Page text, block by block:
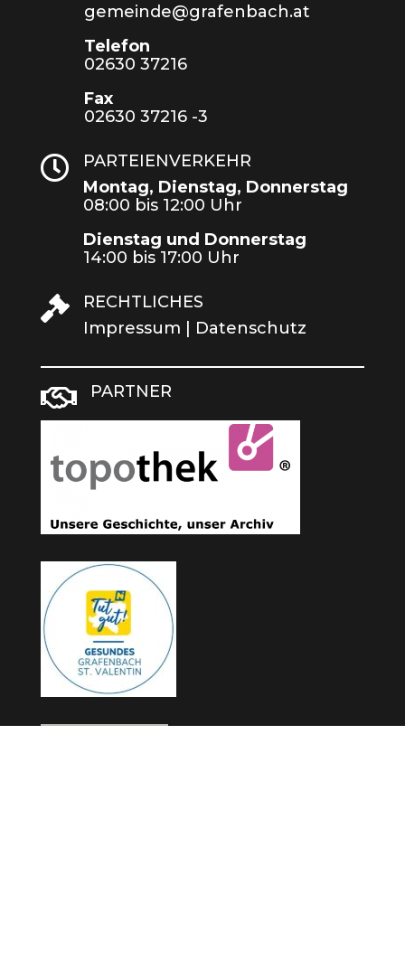
gemeinde@grafenbach.at
Telefon
02630 37216
Fax
02630 37216 -3

PARTEIENVERKEHR
Montag, Dienstag, Donnerstag
08:00 bis 12:00 Uhr
Dienstag und Donnerstag
14:00 bis 17:00 Uhr

RECHTLICHES
Impressum
Datenschutz
 PARTNER